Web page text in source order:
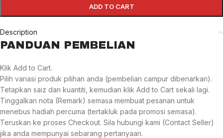
ADD TO CART
Description
PANDUAN PEMBELIAN
Klik Add to Cart.
Pilih variasi produk pilihan anda (pembelian campur dibenarkan).
Tetapkan saiz dan kuantiti, kemudian klik Add to Cart sekali lagi.
Tinggalkan nota (Remark) semasa membuat pesanan untuk
menebus hadiah percuma (tertakluk pada promosi semasa).
Teruskan ke proses Checkout. Sila hubungi kami (Contact Seller)
jika anda mempunyai sebarang pertanyaan.